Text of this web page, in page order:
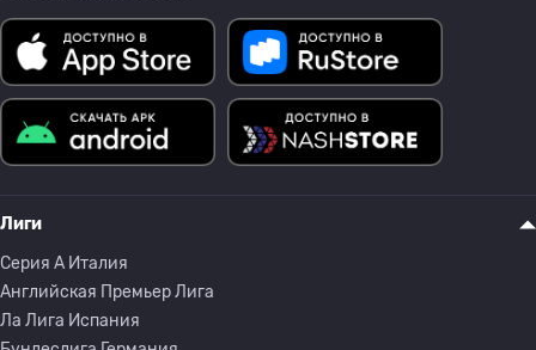
Лиги
Серия A Италия
Английская Премьер Лига
Ла Лига Испания